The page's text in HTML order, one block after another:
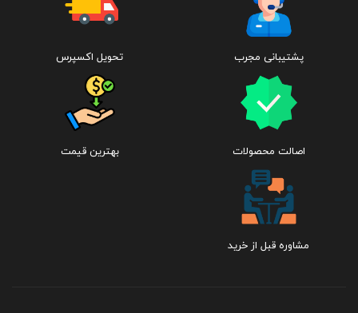
پشتیبانی مجرب تحویل اکسپرس
اصالت محصولات بهترین قیمت
مشاوره قبل از خرید